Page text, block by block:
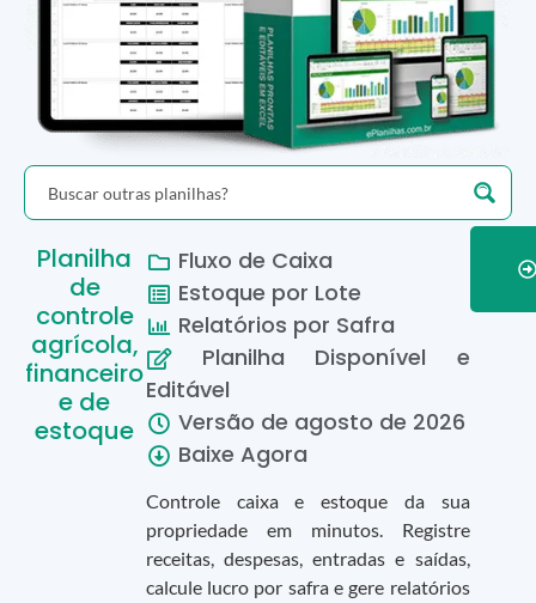
Planilha
de
controle
agrícola,
financeiro
e de
estoque
Fluxo de Caixa
Estoque por Lote
Relatórios por Safra
Planilha Disponível e
Editável
Versão de agosto de 2026
Baixe Agora
Controle caixa e estoque da sua
propriedade em minutos. Registre
receitas, despesas, entradas e saídas,
calcule lucro por safra e gere relatórios